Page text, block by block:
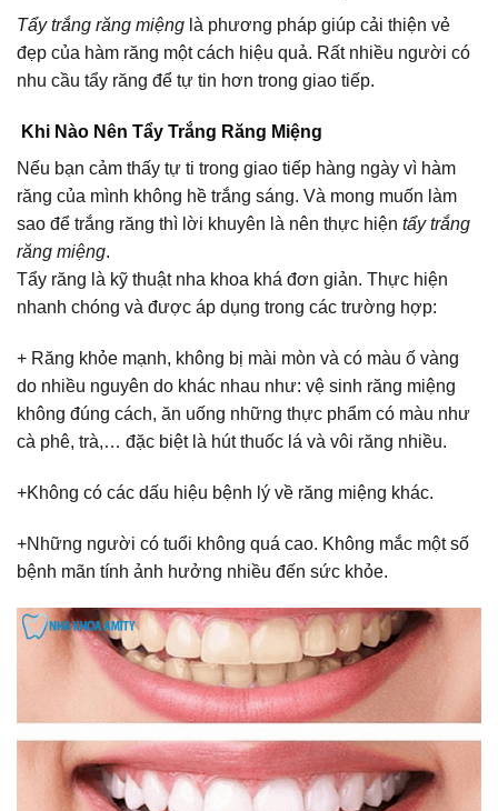
Tẩy trắng răng miệng là phương pháp giúp cải thiện vẻ
đẹp của hàm răng một cách hiệu quả. Rất nhiều người có
nhu cầu tẩy răng để tự tin hơn trong giao tiếp.
Khi Nào Nên Tẩy Trắng Răng Miệng
Nếu bạn cảm thấy tự ti trong giao tiếp hàng ngày vì hàm
răng của mình không hề trắng sáng. Và mong muốn làm
sao để trắng răng thì lời khuyên là nên thực hiện tẩy trắng
răng miệng.
Tẩy răng là kỹ thuật nha khoa khá đơn giản. Thực hiện
nhanh chóng và được áp dụng trong các trường hợp:
+ Răng khỏe mạnh, không bị mài mòn và có màu ố vàng
do nhiều nguyên do khác nhau như: vệ sinh răng miệng
không đúng cách, ăn uống những thực phẩm có màu như
cà phê, trà,… đặc biệt là hút thuốc lá và vôi răng nhiều.
+Không có các dấu hiệu bệnh lý về răng miệng khác.
+Những người có tuổi không quá cao. Không mắc một số
bệnh mãn tính ảnh hưởng nhiều đến sức khỏe.